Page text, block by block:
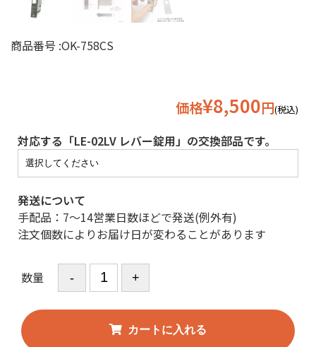
商品番号 :OK-758CS
価格¥8,500円(税込)
対応する「LE-02LV レバー錠用」の交換部品です。
発送について
手配品：7～14営業日数ほどで発送(例外有)
注文個数によりお届け日が変わることがあります
数量